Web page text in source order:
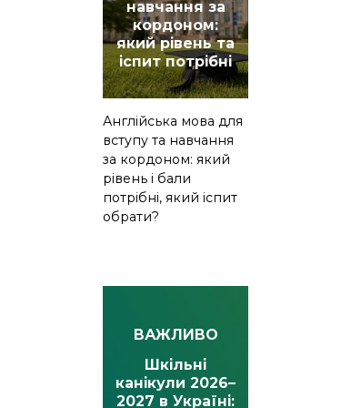
навчання за
кордоном:
який рівень та
іспит потрібні
Англійська мова для
вступу та навчання
за кордоном: який
рівень і бали
потрібні, який іспит
обрати?
ВАЖЛИВО
Шкільні
канікули 2026–
2027 в Україні: